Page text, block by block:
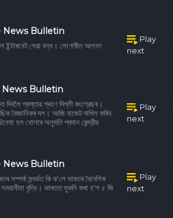
News Bulletin
ইন্টাৰনেট সেৱা বন্ধ। সোণাৰীত আলফা
Play
next
News Bulletin
দিবলৈ প্ৰস্তাৱ গ্ৰহণ দিল্লী কংগ্রেছৰ।
বৈজ্ঞানিকৰ দল। আজি বাজেট দাখিল কৰিব
হল খোলাৰ অনুমতি প্ৰদান কেন্দ্রীয়
Play
next
News Bulletin
সম্পর্ক সন্দৰ্ভত কি ক'লে ভাৰতৰ বৈদেশিক
সময়সীমা বৃদ্ধি। ভাৰতত মুকলি কৰা হ'ল ৫ জি
Play
next